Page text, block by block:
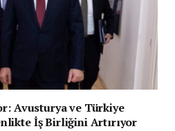
Avusturya ve Türkiye
İş Birliğini Artırıyor